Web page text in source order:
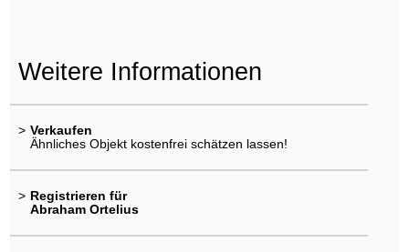
Weitere Informationen
> Verkaufen
Ähnliches Objekt kostenfrei schätzen lassen!
> Registrieren für
Abraham Ortelius